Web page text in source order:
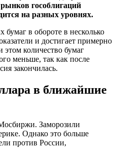
гособлигаций
на разных уровнях.
в обороте в несколько
и достигает примерно
количество бумаг
меньше, так как после
закончилась.
в ближайшие
Заморозили
Однако это больше
против России,